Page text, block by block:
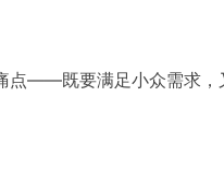
——既要满足小众需求